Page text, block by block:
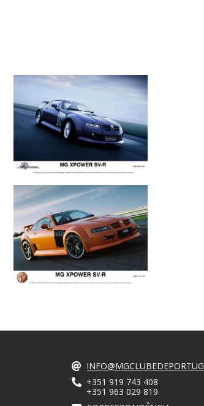
+351 919 743 408
+351 963 029 819